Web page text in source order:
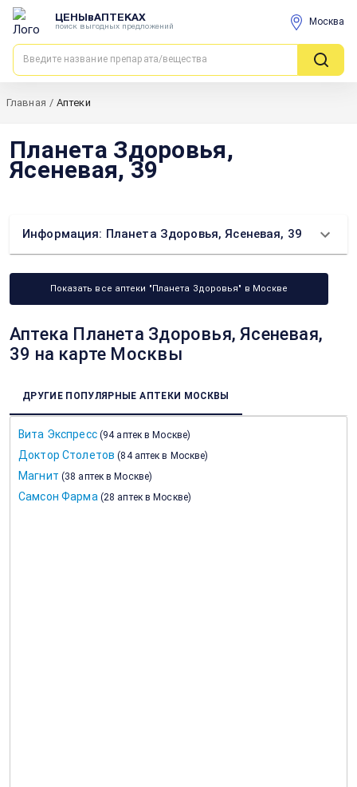
ЦЕНЫвАПТЕКАХ
поиск выгодных предложений Москва
Главная / Аптеки
Планета Здоровья,
Ясеневая, 39
Информация: Планета Здоровья, Ясеневая, 39
Показать все аптеки "Планета Здоровья" в Москве
Аптека Планета Здоровья, Ясеневая,
39 на карте Москвы
ДРУГИЕ ПОПУЛЯРНЫЕ АПТЕКИ МОСКВЫ
Вита Экспресс (94 аптек в Москве)
Доктор Столетов (84 аптек в Москве)
Магнит (38 аптек в Москве)
Самсон Фарма (28 аптек в Москве)